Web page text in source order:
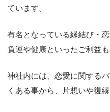
ています。
有名となっている縁結び・
負運や健康といったご利益も
神社内には、恋愛に関する
くある事から、片想いや復